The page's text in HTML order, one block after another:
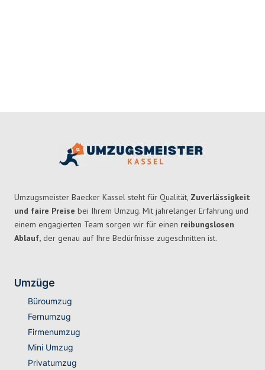
Umzugsmeister Baecker Kassel steht für Qualität, Zuverlässigkeit
und faire Preise bei Ihrem Umzug. Mit jahrelanger Erfahrung und
einem engagierten Team sorgen wir für einen reibungslosen
Ablauf, der genau auf Ihre Bedürfnisse zugeschnitten ist.
Umzüge
Büroumzug
Fernumzug
Firmenumzug
Mini Umzug
Privatumzug